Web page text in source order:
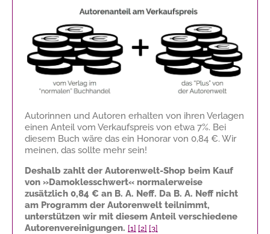
Autorinnen und Autoren erhalten von ihren Verlagen
einen Anteil vom Verkaufspreis von etwa 7%. Bei
diesem Buch wäre das ein Honorar von 0,84 €. Wir
meinen, das sollte mehr sein!
Deshalb zahlt der Autorenwelt-Shop beim Kauf
von »Damoklesschwert« normalerweise
zusätzlich 0,84 € an B. A. Neff. Da B. A. Neff nicht
am Programm der Autorenwelt teilnimmt,
unterstützen wir mit diesem Anteil verschiedene
Autorenvereinigungen. [1] [2] [3]